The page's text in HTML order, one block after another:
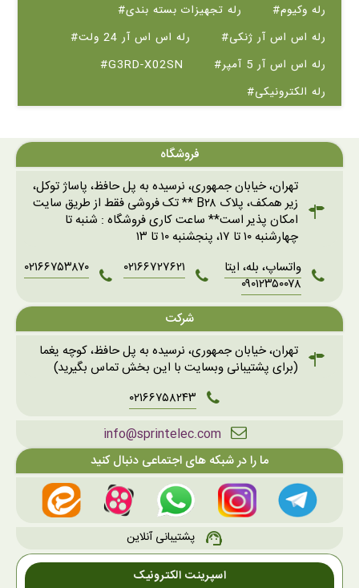
#رله وکیوم
#رله تجهیزات بسته بندی
#رله اس اس آر ژنکی
#رله اس اس آر 24 ولت
#رله اس اس آر 5 آمپر
#G3RD-X02SN
#رله الکترونیکی
فروشگاه
تهران، خیابان جمهوری، نرسیده به پل حافظ، پاساژ توکل،
زیر همکف، پلاک B۲۸ ** تک فروشی فقط از طریق سایت
امکان پذیر است** ساعت کاری فروشگاه : شنبه تا
چهارشنبه ۱۰ تا ۱۷، پنجشنبه ۱۰ تا ۱۳
واتساپ، بله، ایتا
۰۹۰۱۲۳۵۰۰۷۸
۰۲۱۶۶۷۲۷۶۲۱ ۰۲۱۶۶۷۵۳۸۷۰
شرکت
تهران، خیابان جمهوری، نرسیده به پل حافظ، کوچه یغما
(برای پشتیبانی وبسایت با این بخش تماس بگیرید)
۰۲۱۶۶۷۵۸۲۴۳
info@sprintelec.com
ما را در شبکه های اجتماعی دنبال کنید
support_agent
پشتیبانی آنلاین
اسپرینت الکترونیک